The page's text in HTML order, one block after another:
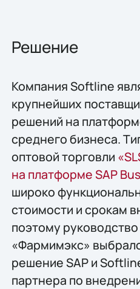
Решение
Компания Softline
крупнейших
решений на
среднего бизнеса.
оптовой торговли
на платформе SAP
широко
стоимости и срокам
поэтому
«Фармимэкс»
решение SAP и
партнера по